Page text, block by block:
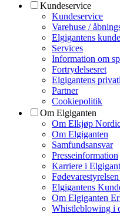
Kundeservice
Kundeservice
Varehuse /
Elgigantens
Services
Information om
Fortrydelsesret
Elgigantens
Partner
Cookiepolitik
Om Elgiganten
Om Elkjøp
Om Elgiganten
Samfundsansvar
Presseinformation
Karriere i
Elgigantens
Om Elgiganten
Whistleblowing i